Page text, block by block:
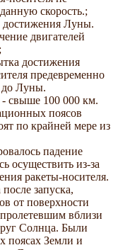
скорость.;
Луны.
двигателей
достижения
предевременно
до Луны.
свыше 100 000 км.
поясов
по крайней мере из
падение
осуществить из-за
ракеты-носителя.
запуска,
от поверхности
вблизи
Солнца. Были
поясах Земли и